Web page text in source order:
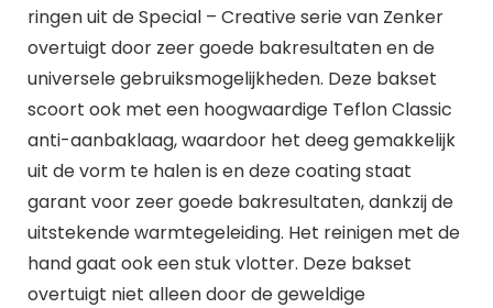
ringen uit de Special – Creative serie van Zenker
overtuigt door zeer goede bakresultaten en de
universele gebruiksmogelijkheden. Deze bakset
scoort ook met een hoogwaardige Teflon Classic
anti-aanbaklaag, waardoor het deeg gemakkelijk
uit de vorm te halen is en deze coating staat
garant voor zeer goede bakresultaten, dankzij de
uitstekende warmtegeleiding. Het reinigen met de
hand gaat ook een stuk vlotter. Deze bakset
overtuigt niet alleen door de geweldige